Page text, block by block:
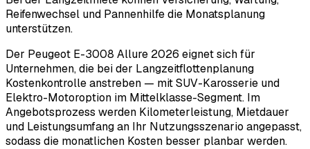
Reifenwechsel und Pannenhilfe die Monatsplanung
unterstützen.
Der Peugeot E-3008 Allure 2026 eignet sich für
Unternehmen, die bei der Langzeitflottenplanung
Kostenkontrolle anstreben — mit SUV-Karosserie und
Elektro-Motoroption im Mittelklasse-Segment. Im
Angebotsprozess werden Kilometerleistung, Mietdauer
und Leistungsumfang an Ihr Nutzungsszenario angepasst,
sodass die monatlichen Kosten besser planbar werden.